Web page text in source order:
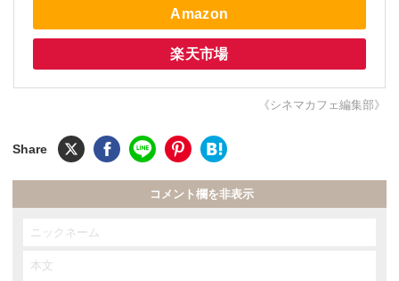
Amazon
楽天市場
《シネマカフェ編集部》
コメント欄を非表示